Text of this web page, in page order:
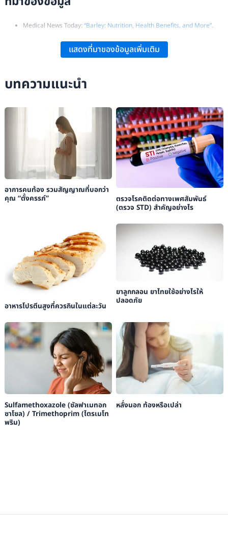
Medical News Today: “Barley: Nutrition, Health Benefits, and More”.
“Tips for Reaping the Benefits of Whole Grains”
แสดงที่มาของข้อมูลเพิ่มเติม
บทความแนะนำ
อาการคนท้อง รวมสัญญาณที่บอกว่า
คุณ “ตั้งครรภ์”
ตรวจโรคติดต่อทางเพศสัมพันธ์
(ตรวจ STD) สำคัญอย่างไร
อาหารโปรตีนสูงที่ควรกินในแต่ละวัน
ยาลูกกลอน ยาไทยใช้อย่างไรให้
ปลอดภัย
Sulfamethoxazole (ซัลฟาเมทอก
ซาโซล) / Trimethoprim (ไตรเมโท
พริม)
หลั่งนอก ท้องหรือเปล่า